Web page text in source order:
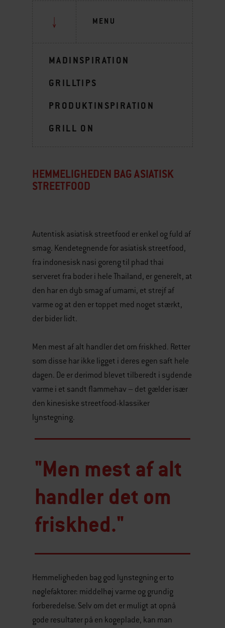
MENU
MADINSPIRATION
GRILLTIPS
PRODUKTINSPIRATION
GRILL ON
HEMMELIGHEDEN BAG ASIATISK
STREETFOOD
Autentisk asiatisk streetfood er enkel og fuld af
smag. Kendetegnende for asiatisk streetfood,
fra indonesisk nasi goreng til phad thai
serveret fra boder i hele Thailand, er generelt, at
den har en dyb smag af umami, et strejf af
varme og at den er toppet med noget stærkt,
der bider lidt.
Men mest af alt handler det om friskhed. Retter
som disse har ikke ligget i deres egen saft hele
dagen. De er derimod blevet tilberedt i sydende
varme i et sandt flammehav – det gælder især
den kinesiske streetfood-klassiker
lynstegning.
"Men mest af alt
handler det om
friskhed."
Hemmeligheden bag god lynstegning er to
nøglefaktorer: middelhøj varme og grundig
forberedelse. Selv om det er muligt at opnå
gode resultater på en kogeplade, kan man